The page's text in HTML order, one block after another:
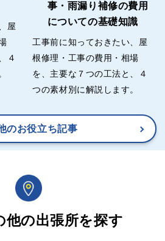
屋
４
事・雨漏り補修の費用
についての基礎知識
工事前に知っておきたい、屋
根修理・工事の費用・相場
を、主要な７つの工法と、４
つの素材別に解説します。
のお役立ち記事
他の出張所を探す